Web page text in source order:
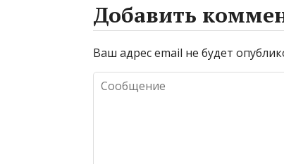
Добавить
Ваш адрес email не будет